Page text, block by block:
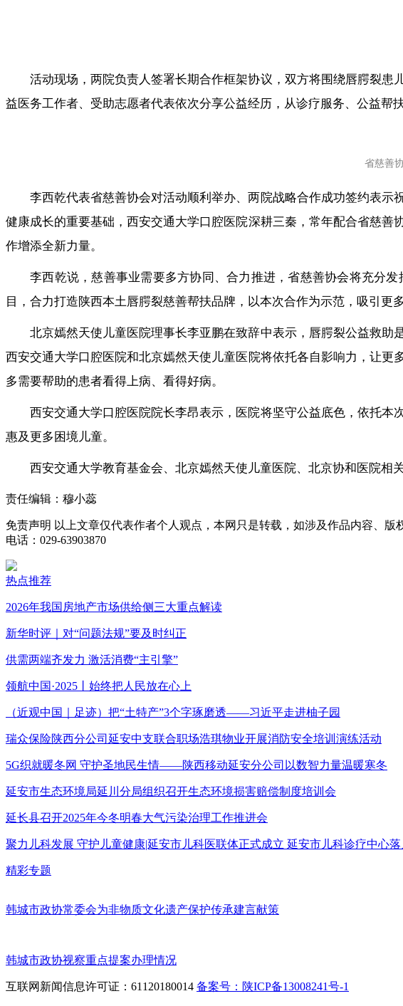
活动现场，两院负责人签署长期合作框架协议，双方将围绕唇腭裂
益医务工作者、受助志愿者代表依次分享公益经历，从诊疗服务、公益帮
省慈善
李西乾代表省慈善协会对活动顺利举办、两院战略合作成功签约表
健康成长的重要基础，西安交通大学口腔医院深耕三秦，常年配合省慈
作增添全新力量。
李西乾说，慈善事业需要多方协同、合力推进，省慈善协会将充分
目，合力打造陕西本土唇腭裂慈善帮扶品牌，以本次合作为示范，吸引更
北京嫣然天使儿童医院理事长李亚鹏在致辞中表示，唇腭裂公益救助
西安交通大学口腔医院和北京嫣然天使儿童医院将依托各自影响力，让
多需要帮助的患者看得上病、看得好病。
西安交通大学口腔医院院长李昂表示，医院将坚守公益底色，依托
惠及更多困境儿童。
西安交通大学教育基金会、北京嫣然天使儿童医院、北京协和医院相
责任编辑：穆小蕊
免责声明 以上文章仅代表作者个人观点，本网只是转载，如涉及作品内容、版
电话：029-63903870
热点推荐
2026年我国房地产市场供给侧三大重点解读
新华时评｜对“问题法规”要及时纠正
供需两端齐发力 激活消费“主引擎”
领航中国·2025丨始终把人民放在心上
（近观中国｜足迹）把“土特产”3个字琢磨透——习近平走进柚子园
瑞众保险陕西分公司延安中支联合职场浩琪物业开展消防安全培训演练活动
5G织就暖冬网 守护圣地民生情——陕西移动延安分公司以数智力量温暖寒冬
延安市生态环境局延川分局组织召开生态环境损害赔偿制度培训会
延长县召开2025年今冬明春大气污染治理工作推进会
聚力儿科发展 守护儿童健康|延安市儿科医联体正式成立 延安市儿科诊疗中心
精彩专题
韩城市政协常委会为非物质文化遗产保护传承建言献策
韩城市政协视察重点提案办理情况
互联网新闻信息许可证：61120180014 备案号：陕ICP备13008241号-1